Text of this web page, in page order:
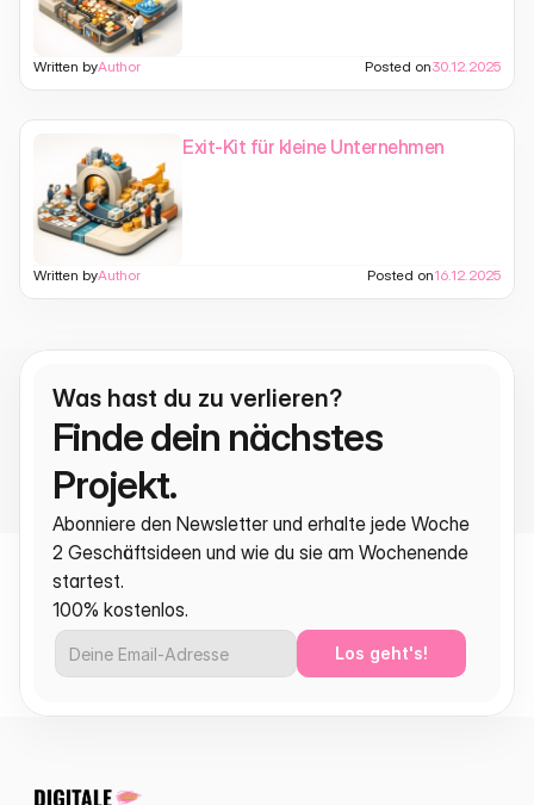
Written byAuthor Posted on30.12.2025
Exit-Kit für kleine Unternehmen
Written byAuthor Posted on16.12.2025
Was hast du zu verlieren?
Finde dein nächstes
Projekt.
Abonniere den Newsletter und erhalte jede Woche
2 Geschäftsideen und wie du sie am Wochenende
startest.
100% kostenlos.
Los geht's!